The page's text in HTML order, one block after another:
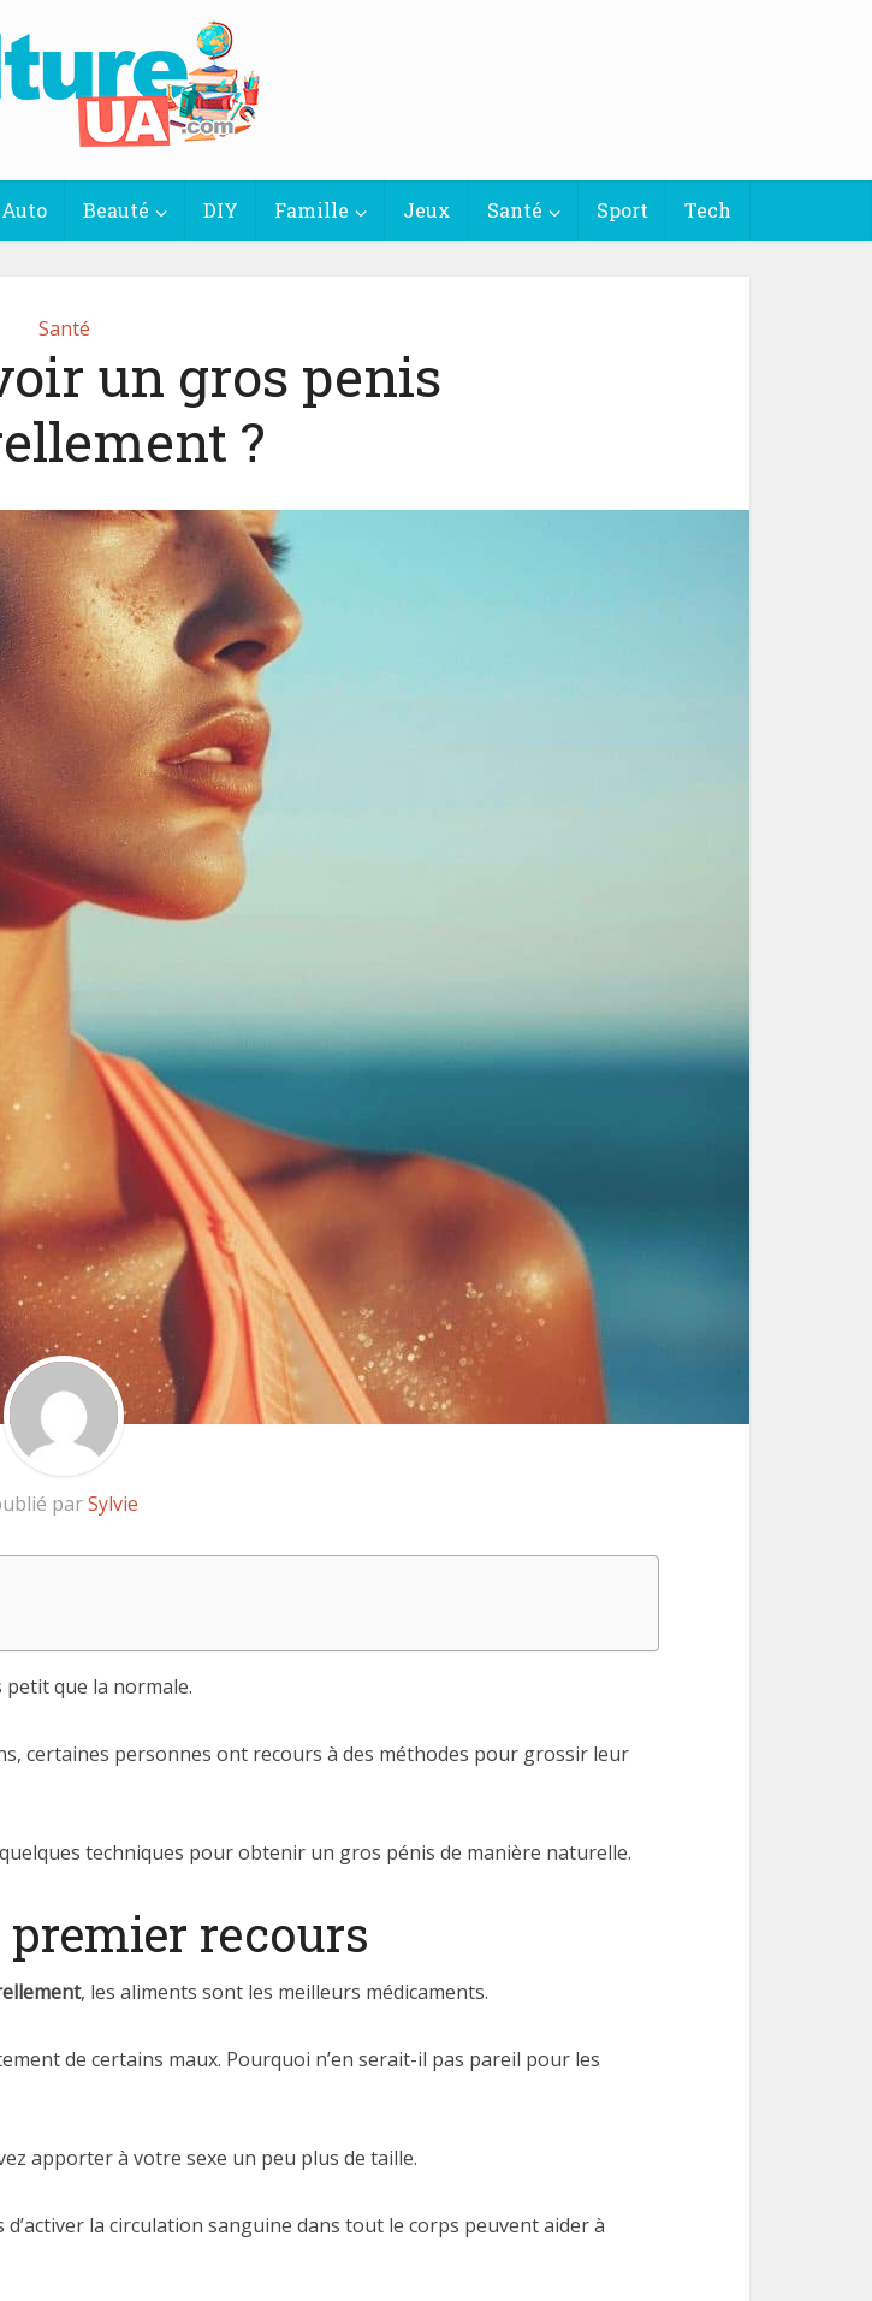
Auto Beauté DIY Famille Jeux Santé Sport Tech
Santé
un gros penis
?
parSylvie
que la normale.
certaines personnes ont recours à des méthodes pour grossir leur
techniques pour obtenir un gros pénis de manière naturelle.
recours
, les aliments sont les meilleurs médicaments.
de certains maux. Pourquoi n’en serait-il pas pareil pour les
apporter à votre sexe un peu plus de taille.
la circulation sanguine dans tout le corps peuvent aider à